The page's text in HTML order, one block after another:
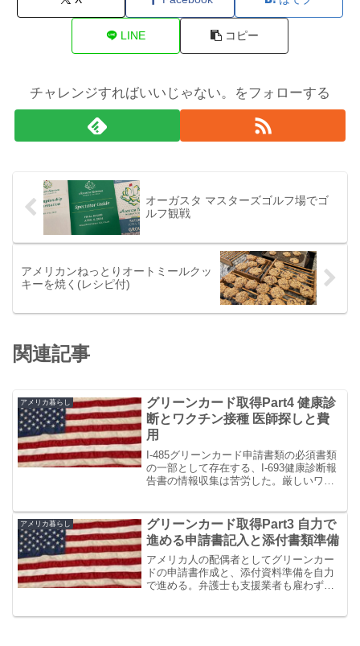
LINE コピー
チャレンジすればいいじゃない。をフォローする
オーガスタ マスターズゴルフ場でゴ
ルフ観戦
アメリカンねっとりオートミールクッ
キーを焼く(レシピ付)
関連記事
アメリカ暮らし
グリーンカード取得Part4 健康診
断とワクチン接種 医師探しと費
用
I-485グリーンカード申請書類の必須書類
の一部として存在する、I-693健康診断報
告書の情報収集は苦労した。厳しいワク
た。そして想定した以上に費用も掛かっ
たのである。
アメリカ暮らし
グリーンカード取得Part3 自力で
進める申請書記入と添付書類準備
アメリカ人の配偶者としてグリーンカー
ドの申請書作成と、添付資料準備を自力
で進める。弁護士も支援業者も雇わず、